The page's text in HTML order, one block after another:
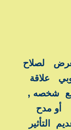
لصلاح
علاقة
شخصه ,
أو مدح
التأثير